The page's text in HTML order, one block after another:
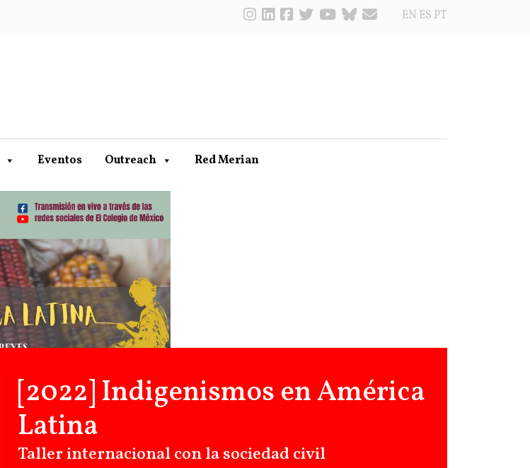
EN ES PT
Eventos Outreach Red Merian
[2022] Indigenismos en América
Latina
Taller internacional con la sociedad civil